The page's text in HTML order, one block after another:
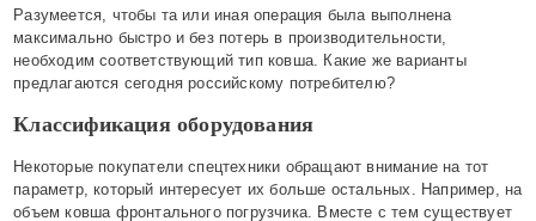
Разумеется, чтобы та или иная операция была выполнена
максимально быстро и без потерь в производительности,
необходим соответствующий тип ковша. Какие же варианты
предлагаются сегодня российскому потребителю?
Классификация оборудования
Некоторые покупатели спецтехники обращают внимание на тот
параметр, который интересует их больше остальных. Например, на
объем ковша фронтального погрузчика. Вместе с тем существует